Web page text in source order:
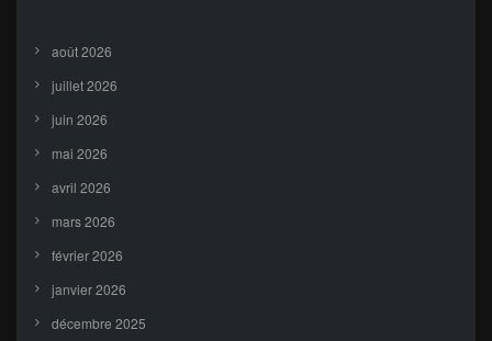
août 2026
juillet 2026
juin 2026
mai 2026
avril 2026
mars 2026
février 2026
janvier 2026
décembre 2025